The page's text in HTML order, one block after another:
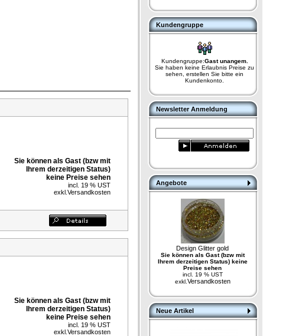
Sie können als Gast (bzw mit
Ihrem derzeitigen Status)
keine Preise sehen
incl. 19 % UST
exkl. Versandkosten
Sie können als Gast (bzw mit
Ihrem derzeitigen Status)
keine Preise sehen
incl. 19 % UST
exkl. Versandkosten
Kundengruppe
Kundengruppe:Gast unangem.
Sie haben keine Erlaubnis Preise zu
sehen, erstellen Sie bitte ein
Kundenkonto.
Newsletter Anmeldung
Angebote
Design Glitter gold
Sie können als Gast (bzw mit
Ihrem derzeitigen Status) keine
Preise sehen
incl. 19 % UST
exkl. Versandkosten
Neue Artikel